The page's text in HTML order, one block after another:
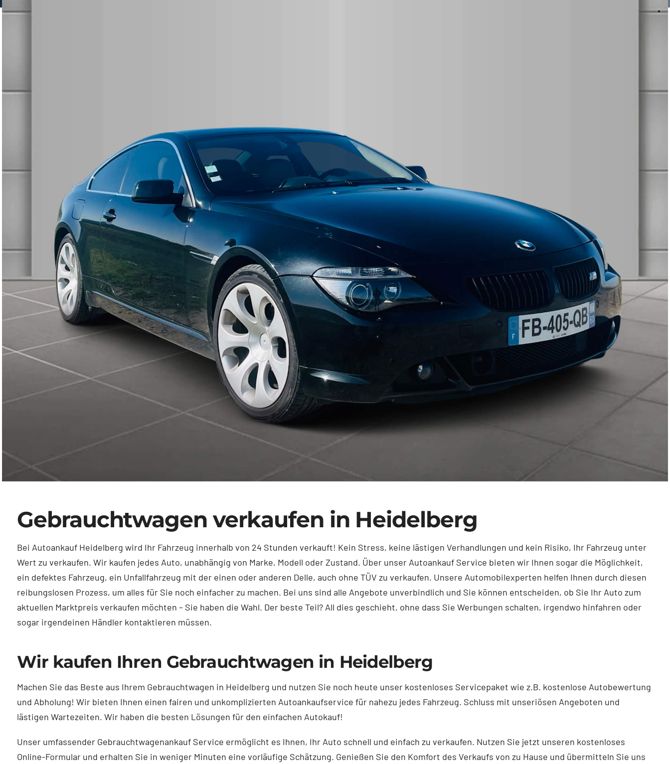
Gebrauchtwagen verkaufen in Heidelberg
Bei Autoankauf Heidelberg wird Ihr Fahrzeug innerhalb von 24 Stunden verkauft! Kein Stress, keine lästigen Verhandlungen und kein Risiko, Ihr Fahrzeug unter
Wert zu verkaufen. Wir kaufen jedes Auto, unabhängig von Marke, Modell oder Zustand. Über unser Autoankauf Service bieten wir Ihnen sogar die Möglichkeit,
ein defektes Fahrzeug, ein Unfallfahrzeug mit der einen oder anderen Delle, auch ohne TÜV zu verkaufen. Unsere Automobilexperten helfen Ihnen durch diesen
reibungslosen Prozess, um alles für Sie noch einfacher zu machen. Bei uns sind alle Angebote unverbindlich und Sie können entscheiden, ob Sie Ihr Auto zum
aktuellen Marktpreis verkaufen möchten – Sie haben die Wahl. Der beste Teil? All dies geschieht, ohne dass Sie Werbungen schalten, irgendwo hinfahren oder
sogar irgendeinen Händler kontaktieren müssen.
Wir kaufen Ihren Gebrauchtwagen in Heidelberg
Machen Sie das Beste aus Ihrem Gebrauchtwagen in Heidelberg und nutzen Sie noch heute unser kostenloses Servicepaket wie z.B. kostenlose Autobewertung
und Abholung! Wir bieten Ihnen einen fairen und unkomplizierten Autoankaufservice für nahezu jedes Fahrzeug. Schluss mit unseriösen Angeboten und
lästigen Wartezeiten. Wir haben die besten Lösungen für den einfachen Autokauf!
Unser umfassender Gebrauchtwagenankauf Service ermöglicht es Ihnen, Ihr Auto schnell und einfach zu verkaufen. Nutzen Sie jetzt unseren kostenloses
Online-Formular und erhalten Sie in weniger Minuten eine vorläufige Schätzung. Genießen Sie den Komfort des Verkaufs von zu Hause und übermitteln Sie uns